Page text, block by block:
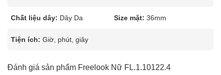
Chất liệu dây: Dây Da Size mặt: 36mm
Tiện ích: Giờ, phút, giây
Đánh giá sản phẩm Freelook Nữ FL.1.10122.4